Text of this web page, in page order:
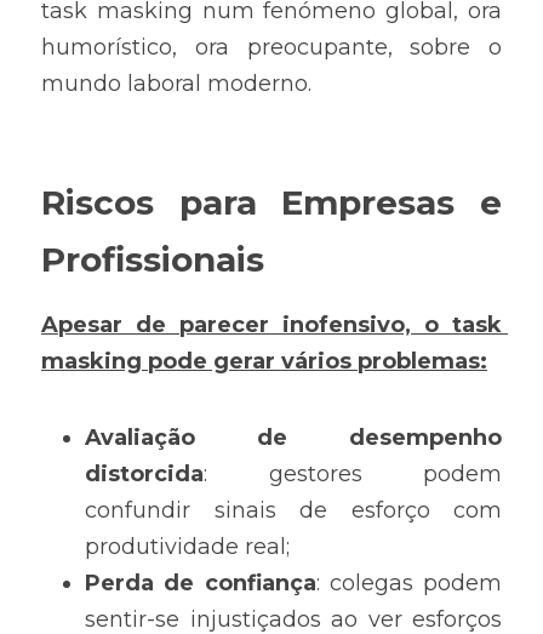
task masking num fenómeno global, ora
humorístico, ora preocupante, sobre o
mundo laboral moderno.
Riscos para Empresas e
Profissionais
Apesar de parecer inofensivo, o task
masking pode gerar vários problemas:
Avaliação de desempenho
distorcida: gestores podem
confundir sinais de esforço com
produtividade real;
Perda de confiança: colegas podem
sentir-se injustiçados ao ver esforços